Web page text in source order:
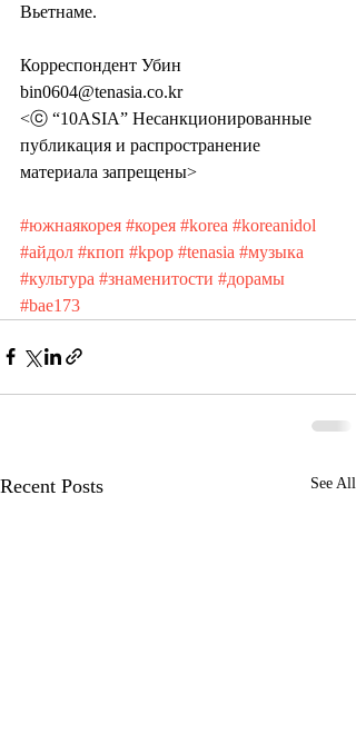
Вьетнаме.
Корреспондент Убин
bin0604@tenasia.co.kr
<ⓒ “10ASIA” Несанкционированные
публикация и распространение
материала запрещены>
#южнаякорея #корея #korea #koreanidol
#айдол #кпоп #kpop #tenasia #музыка
#культура #знаменитости #дорамы
#bae173
Recent Posts See All